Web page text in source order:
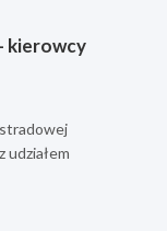
kierowcy